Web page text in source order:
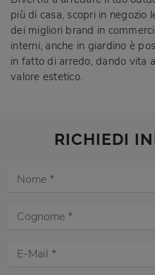
più di casa, scopri in negozio
dei migliori brand in
interni, anche in giardino è
in fatto di arredo, dando vita
valore estetico.
RICHIEDI